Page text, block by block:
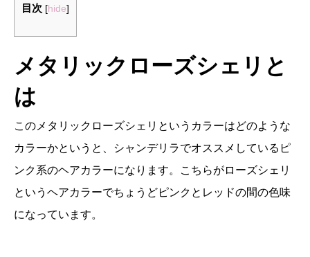
目次 [hide]
メタリックローズシェリと
は
このメタリックローズシェリというカラーはどのような
カラーかというと、シャンデリラでオススメしているピ
ンク系のヘアカラーになります。こちらがローズシェリ
というヘアカラーでちょうどピンクとレッドの間の色味
になっています。